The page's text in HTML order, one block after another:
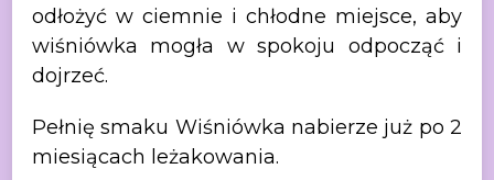
odłożyć w ciemnie i chłodne miejsce, aby
wiśniówka mogła w spokoju
odpocząć i
dojrzeć.
Pełnię smaku Wiśniówka nabierze już po 2
miesiącach leżakowania.